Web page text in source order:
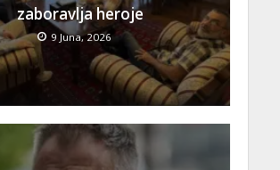
zaboravlja heroje
9 Juna, 2026